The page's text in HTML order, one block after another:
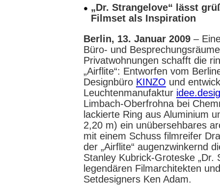
„Dr. Strangelove“ lässt
Filmset als Inspiration
Berlin, 13. Januar 2009 –
Büro- und
Privatwohnungen schafft die
„Airflite“: Entworfen vom
Designbüro KINZO und
Leuchtenmanufaktur
Limbach-Oberfrohna bei
lackierte Ring aus Aluminium
2,20 m) ein unübersehbares
mit einem Schuss filmreifer
der „Airflite“ augenzwinkernd
Stanley Kubrick-Groteske „Dr.
legendären Filmarchitekten
Setdesigners Ken Adam.